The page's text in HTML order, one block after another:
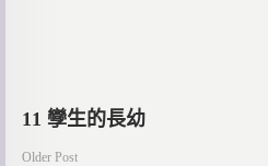
文
11 孿生的長幼
Older Post